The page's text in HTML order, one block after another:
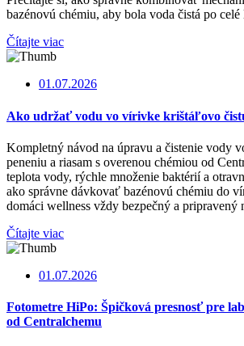
bazénovú chémiu, aby bola voda čistá po celé
Čítajte viac
01.07.2026
Ako udržať vodu vo vírivke krištáľovo
Kompletný návod na úpravu a čistenie vody
peneniu a riasam s overenou chémiou od
teplota vody, rýchle množenie baktérií a
ako správne dávkovať bazénovú chémiu do
domáci wellness vždy bezpečný a pripravený
Čítajte viac
01.07.2026
Fotometre HiPo: Špičková presnosť pre
od Centralchemu